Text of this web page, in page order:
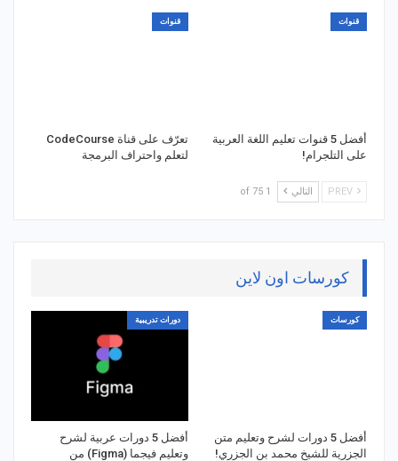
قنوات
أفضل 5 قنوات تعليم اللغة العربية
على التلجرام!
قنوات
تعرّف على قناة CodeCourse
لتعلم واحتراف البرمجة
التالي 1 of 75
كورسات اون لاين
كورسات
أفضل 5 دورات لشرح وتعليم متن
الجزرية للشيخ محمد بن الجزري!
دورات تدريبية
أفضل 5 دورات عربية لشرح
وتعليم فيجما (Figma) من